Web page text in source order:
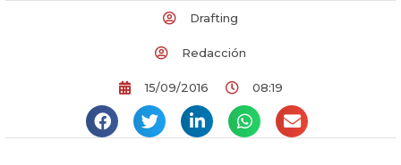
Drafting
Redacción
15/09/2016 08:19